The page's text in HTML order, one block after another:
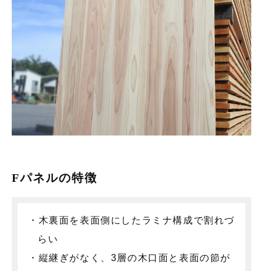
Fパネルの特徴
・木裏面を表面側にしたラミナ構成で割れづ
らい
・縦継ぎがなく、3層の木口面と表面の節が